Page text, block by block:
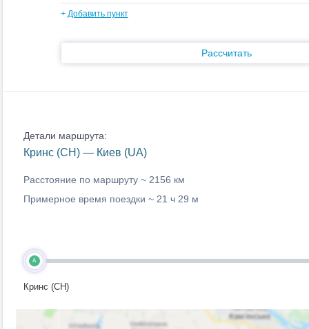
+ Добавить пункт
Рассчитать
Детали маршрута:
Кринс (CH) — Киев (UA)
Расстояние по маршруту ~ 2156 км
Примерное время поездки ~ 21 ч 29 м
A
Кринс (CH)